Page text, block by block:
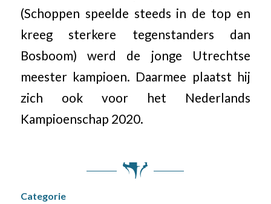
(Schoppen speelde steeds in de top en
kreeg sterkere tegenstanders dan
Bosboom) werd de jonge Utrechtse
meester kampioen. Daarmee plaatst hij
zich ook voor het Nederlands
Kampioenschap 2020.
Categorie